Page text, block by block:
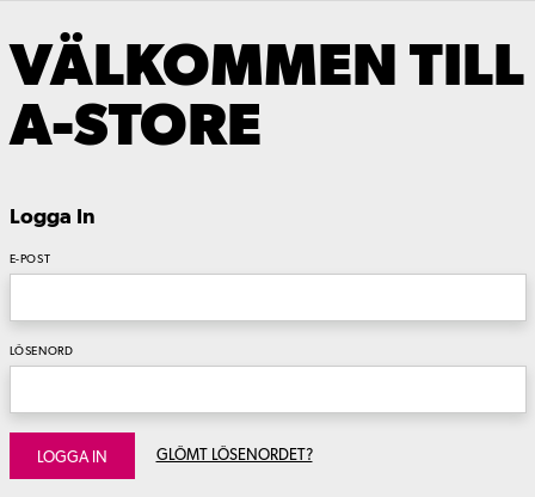
VÄLKOMMEN TILL
A-STORE
Logga In
E-POST
LÖSENORD
LOGGA IN GLÖMT LÖSENORDET?